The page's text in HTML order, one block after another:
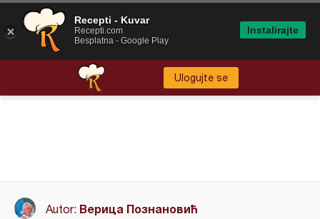
Ulogujte se
Autor: Верица Познановић
Recepti - Kuvar
Recepti.com
Besplatna - Google Play
Instalirajte